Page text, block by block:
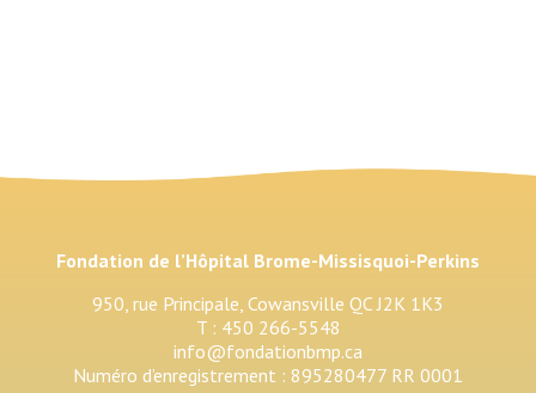
Fondation de l’Hôpital Brome-Missisquoi-Perkins
950, rue Principale, Cowansville QC J2K 1K3
T : 450 266-5548
info@fondationbmp.ca
Numéro d’enregistrement : 895280477 RR 0001